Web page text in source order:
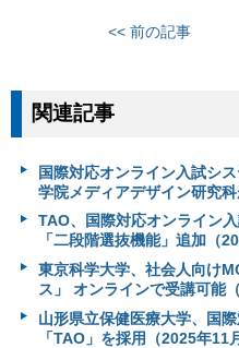
<< 前の記事
関連記事
国際対応オンライン入試シ
学院メディアデザイン研究
TAO、国際対応オンライン
「二段階選抜機能」追加（
東京科学大学、社会⼈向け
ス」 オンラインで受講可能
山形県立保健医療大学、国
「TAO」を採用（2025年11